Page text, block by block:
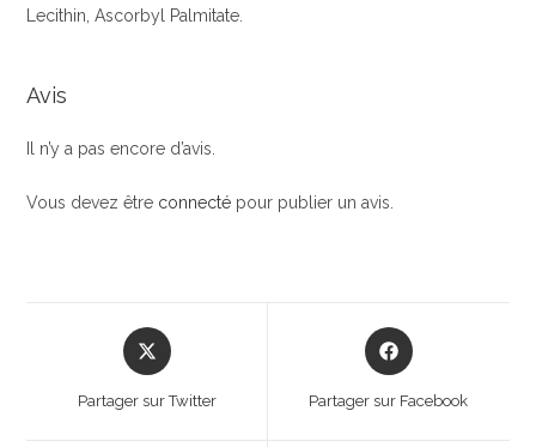
Lecithin, Ascorbyl Palmitate.
Avis
Il n’y a pas encore d’avis.
Vous devez être connecté pour publier un avis.
Opens
in
new
Partager sur Twitter
Opens
in
Partager sur Facebook